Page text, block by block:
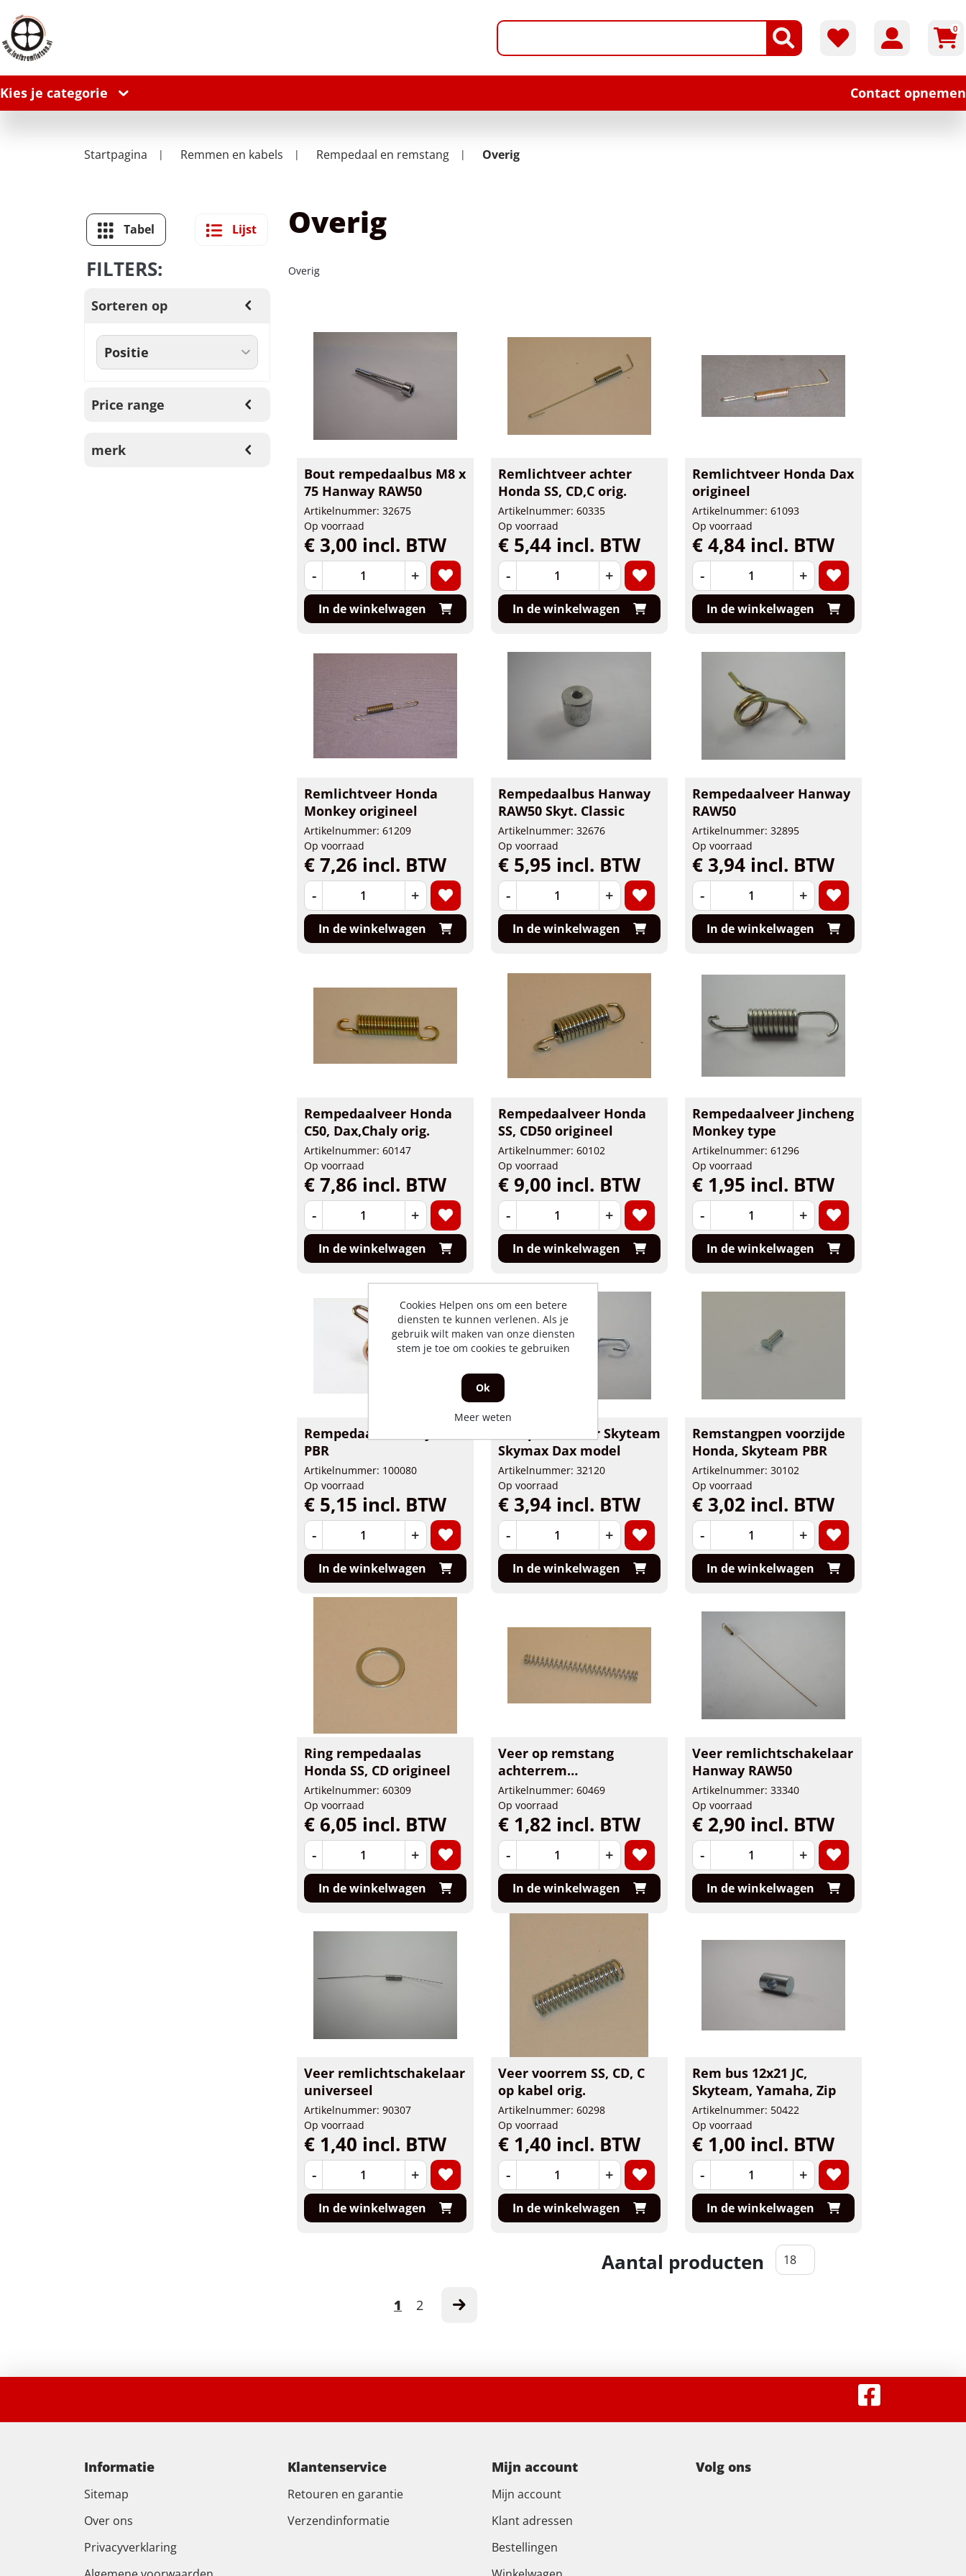
0
Kies je categorie Contact opnemen
Startpagina Remmen en kabels Rempedaal en remstang Overig
Tabel Lijst
FILTERS:
Sorteren op
Price range
merk
Overig
Overig
Bout rempedaalbus M8 x
75 Hanway RAW50
Artikelnummer: 32675
Op voorraad
€ 3,00 incl. BTW
- +
In de winkelwagen
Remlichtveer achter
Honda SS, CD,C orig.
Artikelnummer: 60335
Op voorraad
€ 5,44 incl. BTW
- +
In de winkelwagen
Remlichtveer Honda Dax
origineel
Artikelnummer: 61093
Op voorraad
€ 4,84 incl. BTW
- +
In de winkelwagen
Remlichtveer Honda
Monkey origineel
Artikelnummer: 61209
Op voorraad
€ 7,26 incl. BTW
- +
In de winkelwagen
Rempedaalbus Hanway
RAW50 Skyt. Classic
Artikelnummer: 32676
Op voorraad
€ 5,95 incl. BTW
- +
In de winkelwagen
Rempedaalveer Hanway
RAW50
Artikelnummer: 32895
Op voorraad
€ 3,94 incl. BTW
- +
In de winkelwagen
Rempedaalveer Honda
C50, Dax,Chaly orig.
Artikelnummer: 60147
Op voorraad
€ 7,86 incl. BTW
- +
In de winkelwagen
Rempedaalveer Honda
SS, CD50 origineel
Artikelnummer: 60102
Op voorraad
€ 9,00 incl. BTW
- +
In de winkelwagen
Rempedaalveer Jincheng
Monkey type
Artikelnummer: 61296
Op voorraad
€ 1,95 incl. BTW
- +
In de winkelwagen
Rempedaalveer Skyteam
PBR
Artikelnummer: 100080
Op voorraad
€ 5,15 incl. BTW
- +
In de winkelwagen
Rempedaalveer Skyteam
Skymax Dax model
Artikelnummer: 32120
Op voorraad
€ 3,94 incl. BTW
- +
In de winkelwagen
Remstangpen voorzijde
Honda, Skyteam PBR
Artikelnummer: 30102
Op voorraad
€ 3,02 incl. BTW
- +
In de winkelwagen
Ring rempedaalas
Honda SS, CD origineel
Artikelnummer: 60309
Op voorraad
€ 6,05 incl. BTW
- +
In de winkelwagen
Veer op remstang
achterrem
Honda,Skyteam
Artikelnummer: 60469
Op voorraad
€ 1,82 incl. BTW
- +
In de winkelwagen
Veer remlichtschakelaar
Hanway RAW50
Artikelnummer: 33340
Op voorraad
€ 2,90 incl. BTW
- +
In de winkelwagen
Veer remlichtschakelaar
universeel
Artikelnummer: 90307
Op voorraad
€ 1,40 incl. BTW
- +
In de winkelwagen
Veer voorrem SS, CD, C
op kabel orig.
Artikelnummer: 60298
Op voorraad
€ 1,40 incl. BTW
- +
In de winkelwagen
Rem bus 12x21 JC,
Skyteam, Yamaha, Zip
Artikelnummer: 50422
Op voorraad
€ 1,00 incl. BTW
- +
In de winkelwagen
1 2
Aantal producten
Informatie
Sitemap
Over ons
Privacyverklaring
Klantenservice
Retouren en garantie
Verzendinformatie
Mijn account
Mijn account
Klant adressen
Bestellingen
Volg ons
Cookies Helpen ons om een betere
diensten te kunnen verlenen. Als je
gebruik wilt maken van onze diensten
stem je toe om cookies te gebruiken
Ok
Meer weten